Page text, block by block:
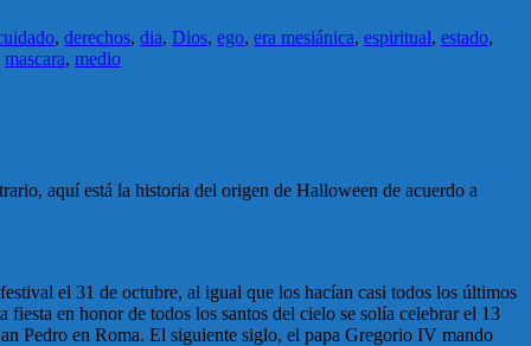
, derechos, dia, Dios, ego, era mesiánica, espiritual, estado,
mascara, medio
aquí está la historia del origen de Halloween de acuerdo a
el 31 de octubre, al igual que los hacían casi todos los últimos
en honor de todos los santos del cielo se solía celebrar el 13
Pedro en Roma. El siguiente siglo, el papa Gregorio IV mando